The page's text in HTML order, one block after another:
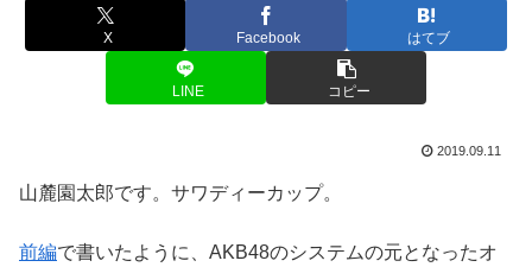
X Facebook はてブ
LINE コピー
2019.09.11
山麓園太郎です。サワディーカップ。
前編で書いたように、AKB48のシステムの元となったオ